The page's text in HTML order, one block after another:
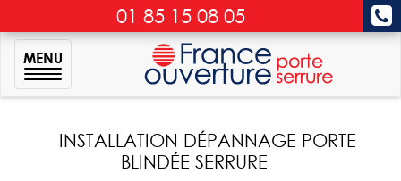
01 85 15 08 05
MENU
INSTALLATION DÉPANNAGE PORTE
BLINDÉE SERRURE